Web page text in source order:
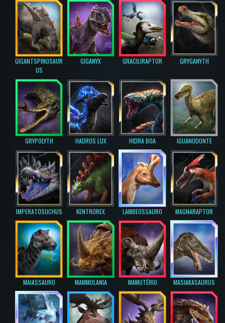
GIGANTSPINOSAUR
US
GIGANYX GRACILIRAPTOR GRYGANYTH
GRYPOLYTH HADROS LUX HIDRA BOA IGUANODONTE
IMPERATOSUCHUS KENTROREX LAMBEOSSAURO MAGNARAPTOR
MAIASSAURO MAMMOLANIA MAMUTÉRIO MASIAKASAURUS